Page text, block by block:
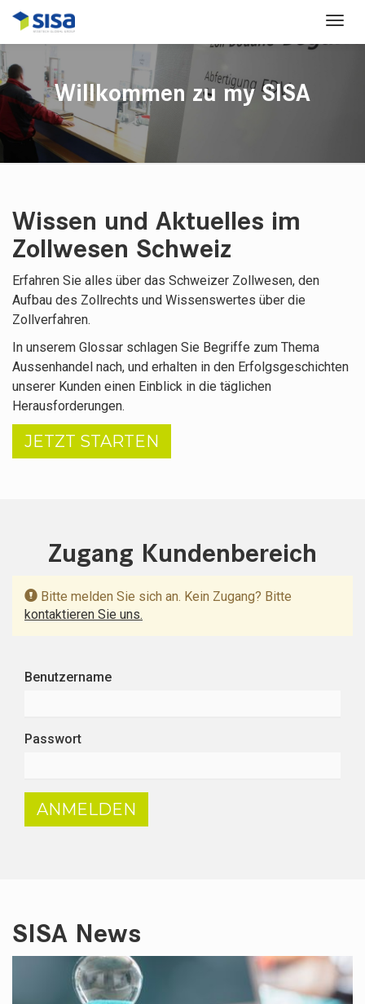
Willkommen zu my SISA
Wissen und Aktuelles im
Zollwesen Schweiz
Erfahren Sie alles über das Schweizer Zollwesen, den
Aufbau des Zollrechts und Wissenswertes über die
Zollverfahren.
In unserem Glossar schlagen Sie Begriffe zum Thema
Aussenhandel nach, und erhalten in den Erfolgsgeschichten
unserer Kunden einen Einblick in die täglichen
Herausforderungen.
JETZT STARTEN
Zugang Kundenbereich
Bitte melden Sie sich an. Kein Zugang? Bitte
kontaktieren Sie uns.
Benutzername
Passwort
ANMELDEN
SISA News